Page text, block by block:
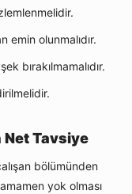
olunmalıdır.
bırakılmamalıdır.
Net Tavsiye
bölümünden
yok olması